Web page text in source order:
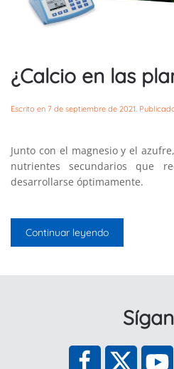
¿Calcio en las
Escrito en 7 de septiembre de 2021 .
Junto con el magnesio y el
nutrientes secundarios que
desarrollarse óptimamente.
Continuar leyendo